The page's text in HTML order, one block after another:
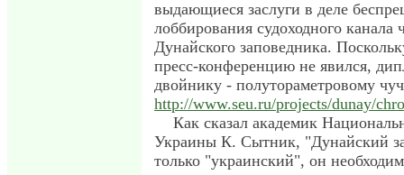
выдающиеся заслуги в деле
лоббирования судоходного канала
Дунайского заповедника.
пресс-конференцию не явился,
двойнику - полутораметровому
http://www.seu.ru/projects/dunay/
Как сказал академик
Украины К. Сытник, "Дунайский
только "украинский", он